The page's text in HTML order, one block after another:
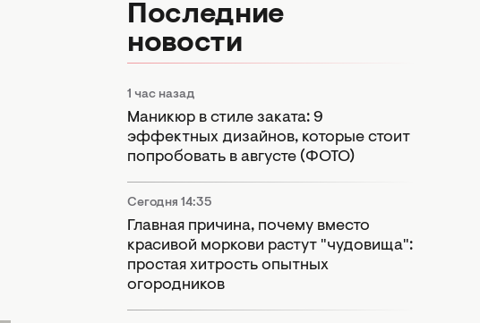
Последние
новости
1 час назад
Маникюр в стиле заката: 9
эффектных дизайнов, которые стоит
попробовать в августе (ФОТО)
Сегодня 14:35
Главная причина, почему вместо
красивой моркови растут "чудовища":
простая хитрость опытных
огородников